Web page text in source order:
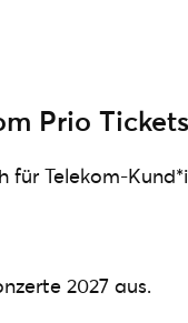
Prio Tickets
für Telekom-
2027 aus.